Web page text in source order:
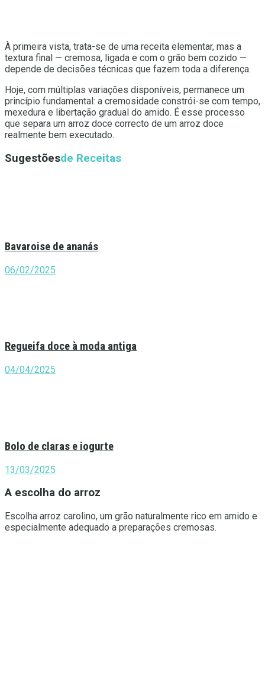
À primeira vista, trata-se de uma receita elementar, mas a
textura final — cremosa, ligada e com o grão bem cozido —
depende de decisões técnicas que fazem toda a diferença.
Hoje, com múltiplas variações disponíveis, permanece um
princípio fundamental: a cremosidade constrói-se com tempo,
mexedura e libertação gradual do amido. É esse processo
que separa um arroz doce correcto de um arroz doce
realmente bem executado.
Sugestõesde Receitas
Bavaroise de ananás
06/02/2025
Regueifa doce à moda antiga
04/04/2025
Bolo de claras e iogurte
13/03/2025
A escolha do arroz
Escolha arroz carolino, um grão naturalmente rico em amido e
especialmente adequado a preparações cremosas.